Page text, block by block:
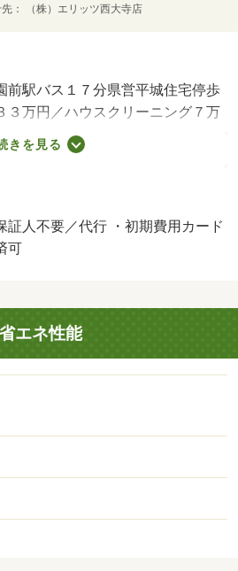
（株）エリッツ西大寺店
前駅バス１７分県営平城住宅停歩
３万円／ハウスクリーニング７万
８０円／月 家賃保証料：２０７
：２２０００円／更新時／保証
ニー／ガスコンロ対応／クロゼ
／ＴＶインターホン／浴室乾燥機
ックス／システムキッチン／追
付／全居室洋室／ウォークインク
クッションフロア／エアコン２台
納２間／築２年以内／未入居／敷
リティ会社加入済／都市ガス／Ｂ
説 対応物件／初期費用カード決
／ファミリーマートならやま大通
ァミリーマート奈良鶴舞東町店
ｍ／高の原中央病院（病院）まで
丘郵便局（郵便局）まで１３００
きを見る
証人不要／代行 ・初期費用カード
可
エネ性能